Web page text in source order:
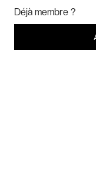
Voyages thématiques
Déjà membre ?
Marketing? Vous pouvez
Je refuse